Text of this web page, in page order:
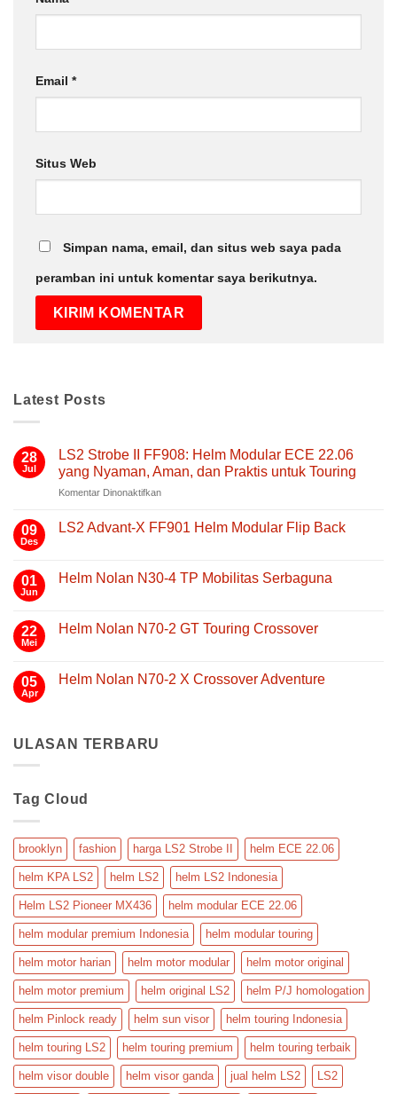
Email *
Situs Web
Simpan nama, email, dan situs web saya pada
peramban ini untuk komentar saya berikutnya.
Latest Posts
28
Jul
LS2 Strobe II FF908: Helm Modular ECE 22.06
yang Nyaman, Aman, dan Praktis untuk Touring
Komentar Dinonaktifkanpada
Strobe
Modular
yang
dan
Praktis
09
Des
LS2 Advant-X FF901 Helm Modular Flip Back
pada
FF901
Helm
Back
01
Jun
Helm Nolan N30-4 TP Mobilitas Serbaguna
pada
4
TP
22
Mei
Helm Nolan N70-2 GT Touring Crossover
pada
GT
Touring
05
Apr
Helm Nolan N70-2 X Crossover Adventure
Helm
Crossover
ULASAN TERBARU
Tag Cloud
brooklyn fashion harga LS2 Strobe II helm ECE 22.06
helm KPA LS2 helm LS2 helm LS2 Indonesia
Helm LS2 Pioneer MX436 helm modular ECE 22.06
helm modular premium Indonesia helm modular touring
helm motor harian helm motor modular helm motor original
helm motor premium helm original LS2 helm P/J homologation
helm Pinlock ready helm sun visor helm touring Indonesia
helm touring LS2 helm touring premium helm touring terbaik
helm visor double helm visor ganda jual helm LS2 LS2